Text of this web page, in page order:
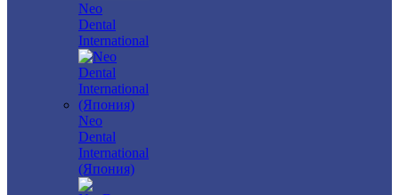
Neo
Dental
International
Neo
Dental
International
(Япония)